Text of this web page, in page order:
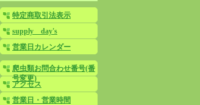
特定商取引法表示
supply day's
営業日カレンダー
爬虫類お問合わせ番号(番
号変更)
アクセス
営業日・営業時間